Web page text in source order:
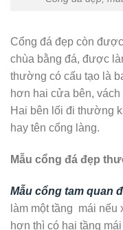
Cổng đá đẹp còn
chùa bằng đá, được
thường có cấu tạo là
hơn hai cửa bên,
Hai bên lối đi thường
hay tên cổng làng.
Mẫu cổng đá đẹp
Mẫu cổng tam quan
làm một tầng mái nếu
hơn thì có hai tầng